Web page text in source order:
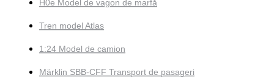
H0e Model de vagon de marfă
Tren model Atlas
1:24 Model de camion
Märklin SBB-CFF Transport de pasageri